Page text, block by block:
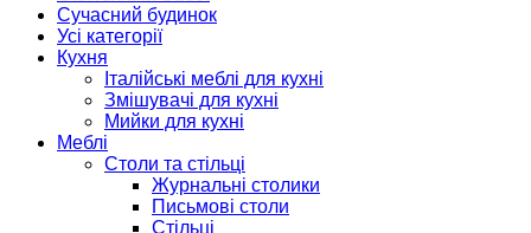
Сучасний будинок
Усі категорії
Кухня
Італійські меблі для кухні
Змішувачі для кухні
Мийки для кухні
Меблі
Столи та стільці
Журнальні столики
Письмові столи
Стільці